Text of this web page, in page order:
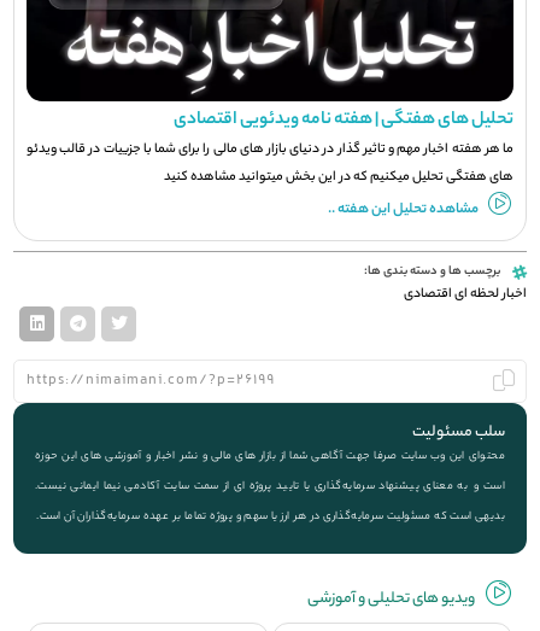
تحلیل های هفتگی | هفته نامه ویدئویی اقتصادی
ما هر هفته اخبار مهم و تاثیر گذار در دنیای بازار های مالی را برای شما با جزيیات در قالب ویدئو
های هفتگی تحلیل میکنیم که در این بخش میتوانید مشاهده کنید
مشاهده تحلیل این هفته ..
برچسب ها و دسته بندی ها:
اخبار لحظه ای اقتصادی
سلب مسئولیت
محتوای این وب سایت صرفا جهت آگاهی شما از بازار های مالی و نشر اخبار و آموزشی های این حوزه
است و به معنای پیشنهاد سرمایه‌گذاری یا تایید پروژه ای از سمت سایت آکادمی نیما ایمانی نیست.
بدیهی است که مسئولیت سرمایه‌گذاری در هر ارز یا سهم و پروژه تماما بر عهده سرمایه‌گذاران آن است.
ویديو های تحلیلی و آموزشی